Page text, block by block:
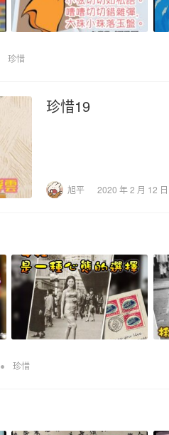
珍惜
珍惜19
旭平 2020 年 2 月 12 日
• 珍惜